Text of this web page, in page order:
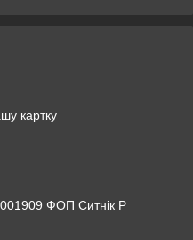
картку
ФОП Ситнік Р